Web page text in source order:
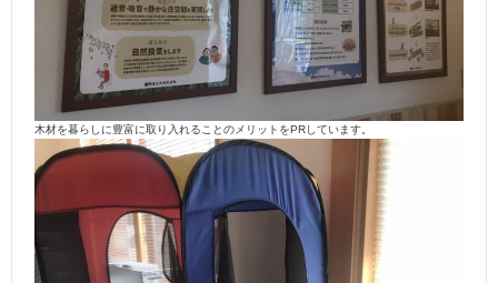
木材を暮らしに豊富に取り入れることのメリットをPRしています。